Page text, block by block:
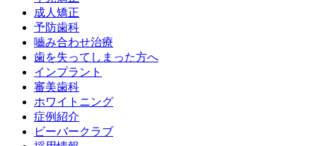
成人矯正
予防歯科
嚙み合わせ治療
歯を失ってしまった方へ
インプラント
審美歯科
ホワイトニング
症例紹介
ビーバークラブ